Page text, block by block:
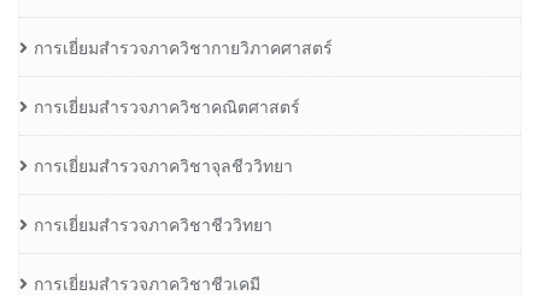
การเยี่ยมสำรวจภาควิชากายวิภาคศาสตร์
การเยี่ยมสำรวจภาควิชาคณิตศาสตร์
การเยี่ยมสำรวจภาควิชาจุลชีววิทยา
การเยี่ยมสำรวจภาควิชาชีววิทยา
การเยี่ยมสำรวจภาควิชาชีวเคมี